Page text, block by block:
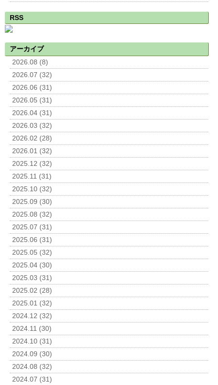
RSS
アーカイブ
2026.08 (8)
2026.07 (32)
2026.06 (31)
2026.05 (31)
2026.04 (31)
2026.03 (32)
2026.02 (28)
2026.01 (32)
2025.12 (32)
2025.11 (31)
2025.10 (32)
2025.09 (30)
2025.08 (32)
2025.07 (31)
2025.06 (31)
2025.05 (32)
2025.04 (30)
2025.03 (31)
2025.02 (28)
2025.01 (32)
2024.12 (32)
2024.11 (30)
2024.10 (31)
2024.09 (30)
2024.08 (32)
2024.07 (31)